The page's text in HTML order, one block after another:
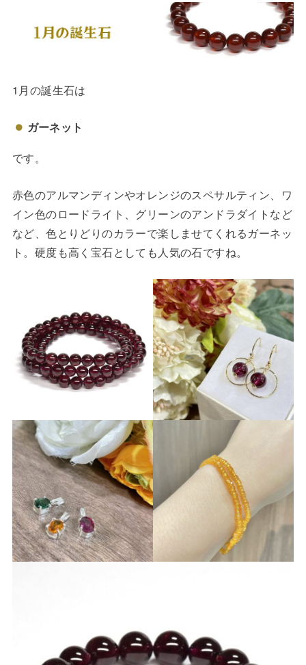
1月の誕生石は
ガーネット
です。
赤色のアルマンディンやオレンジのスペサルティン、ワ
イン色のロードライト、グリーンのアンドラダイトなど
など、色とりどりのカラーで楽しませてくれるガーネッ
ト。硬度も高く宝石としても人気の石ですね。